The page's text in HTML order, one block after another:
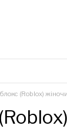
(Roblox)